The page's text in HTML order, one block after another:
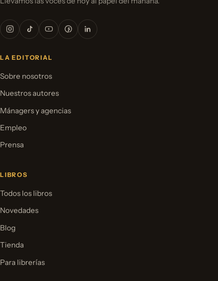
LA EDITORIAL
Sobre nosotros
Nuestros autores
Mánagers y agencias
Empleo
Prensa
LIBROS
Todos los libros
Novedades
Blog
Tienda
Para librerías